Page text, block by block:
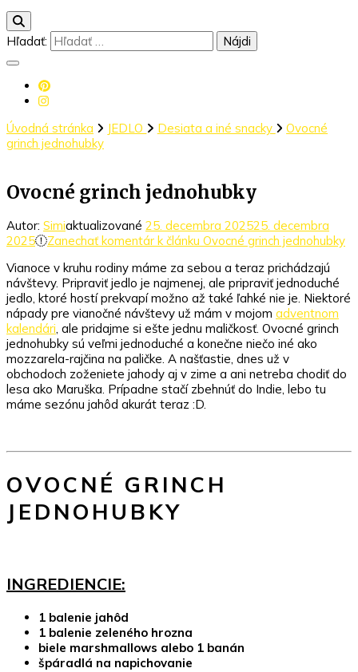
Hľadať:
Úvodná stránka JEDLO Desiata a iné snacky
Ovocné
grinch jednohubky
Ovocné grinch jednohubky
Autor: Simiaktualizované 25. decembra 202525. decembra
2025
Zanechať komentár k článku Ovocné grinch jednohubky
Vianoce v kruhu rodiny máme za sebou a teraz prichádzajú
návštevy. Pripraviť jedlo je najmenej, ale pripraviť jednoduché
jedlo, ktoré hostí prekvapí možno až také ľahké nie je. Niektoré
nápady pre vianočné návštevy už mám v mojom adventnom
kalendári, ale pridajme si ešte jednu maličkosť. Ovocné grinch
jednohubky sú veľmi jednoduché a konečne niečo iné ako
mozzarela-rajčina na paličke. A našťastie, dnes už v
obchodoch zoženiete jahody aj v zime a ani netreba chodiť do
lesa ako Maruška. Prípadne stačí zbehnúť do Indie, lebo tu
máme sezónu jahôd akurát teraz :D.
OVOCNÉ GRINCH
JEDNOHUBKY
INGREDIENCIE:
1 balenie jahôd
1 balenie zeleného hrozna
biele marshmallows alebo 1 banán
špáradlá na napichovanie